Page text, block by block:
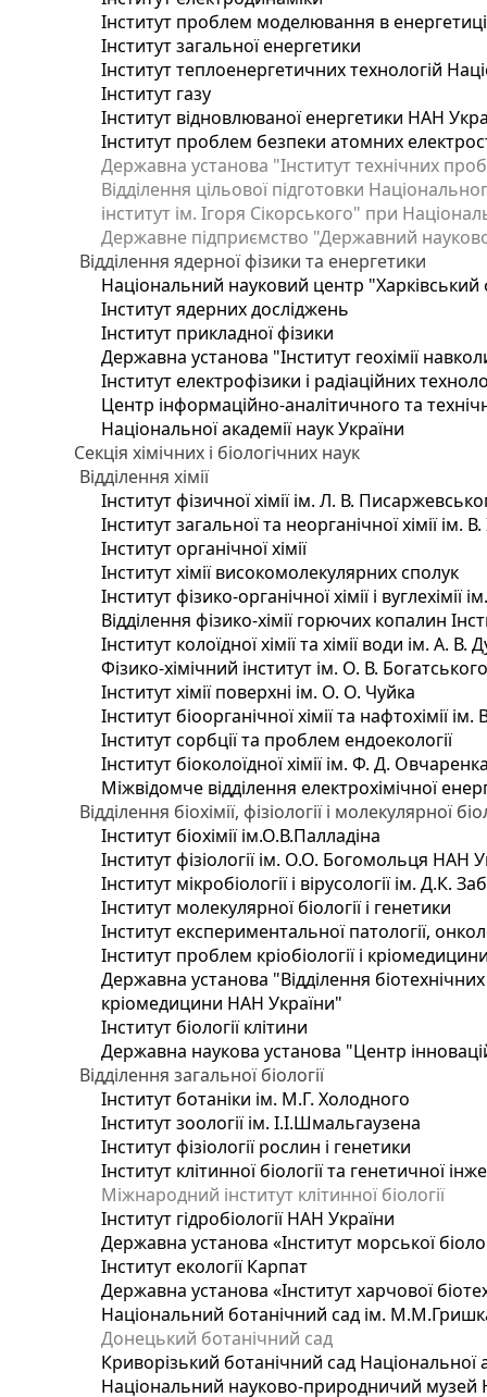
Інститут проблем моделювання в
Інститут загальної енергетики
Інститут теплоенергетичних технологій
Інститут газу
Інститут відновлюваної енергетики НАН
Інститут проблем безпеки атомних
Державна установа "Інститут технічних
Відділення цільової підготовки
інститут ім. Ігоря Сікорського" при
Державне підприємство "Державний
Відділення ядерної фізики та енергетики
Національний науковий центр "Харківський
Інститут ядерних досліджень
Інститут прикладної фізики
Державна установа "Інститут геохімії
Інститут електрофізики і радіаційних
Центр інформаційно-аналітичного та
Національної академії наук України
Секція хімічних і біологічних наук
Відділення хімії
Інститут фізичної хімії ім. Л. В.
Інститут загальної та неорганічної хімії ім.
Інститут органічної хімії
Інститут хімії високомолекулярних сполук
Інститут фізико-органічної хімії і
Відділення фізико-хімії горючих копалин
Інститут колоїдної хімії та хімії води ім. А.
Фізико-хімічний інститут ім. О. В.
Інститут хімії поверхні ім. О. О. Чуйка
Інститут біоорганічної хімії та нафтохімії
Інститут сорбції та проблем ендоекології
Інститут біоколоїдної хімії ім. Ф. Д.
Міжвідомче відділення електрохімічної
Відділення біохімії, фізіології і молекулярної
Інститут біохімії ім.О.В.Палладіна
Інститут фізіології ім. О.О. Богомольця НАН
Інститут мікробіології і вірусології ім. Д.К.
Інститут молекулярної біології і генетики
Інститут експериментальної патології,
Інститут проблем кріобіології і
Державна установа "Відділення
кріомедицини НАН України"
Інститут біології клітини
Державна наукова установа "Центр
Відділення загальної біології
Інститут ботаніки ім. М.Г. Холодного
Інститут зоології ім. І.І.Шмальгаузена
Інститут фізіології рослин і генетики
Інститут клітинної біології та генетичної
Міжнародний інститут клітинної біології
Інститут гідробіології НАН України
Державна установа «Інститут морської
Інститут екології Карпат
Державна установа «Інститут харчової
Національний ботанічний сад ім.
Донецький ботанічний сад
Криворізький ботанічний сад Національної
Національний науково-природничий музей